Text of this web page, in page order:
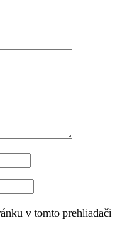
v tomto prehliadači